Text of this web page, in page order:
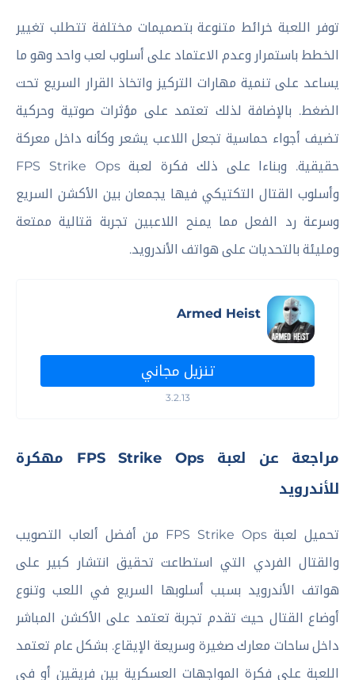
توفر اللعبة خرائط متنوعة بتصميمات مختلفة تتطلب تغيير
الخطط باستمرار وعدم الاعتماد على أسلوب لعب واحد وهو ما
يساعد على تنمية مهارات التركيز واتخاذ القرار السريع تحت
الضغط. بالإضافة لذلك تعتمد على مؤثرات صوتية وحركية
تضيف أجواء حماسية تجعل اللاعب يشعر وكأنه داخل معركة
حقيقية. وبناءا على ذلك فكرة لعبة FPS Strike Ops
وأسلوب القتال التكتيكي فيها يجمعان بين الأكشن السريع
وسرعة رد الفعل مما يمنح اللاعبين تجربة قتالية ممتعة
ومليئة بالتحديات على هواتف الأندرويد.
Armed Heist
تنزيل مجاني
3.2.13
مراجعة عن لعبة FPS Strike Ops مهكرة
للأندرويد
تحميل لعبة FPS Strike Ops من أفضل ألعاب التصويب
والقتال الفردي التي استطاعت تحقيق انتشار كبير على
هواتف الأندرويد بسبب أسلوبها السريع في اللعب وتنوع
أوضاع القتال حيث تقدم تجربة تعتمد على الأكشن المباشر
داخل ساحات معارك صغيرة وسريعة الإيقاع. بشكل عام تعتمد
اللعبة على فكرة المواجهات العسكرية بين فريقين أو في